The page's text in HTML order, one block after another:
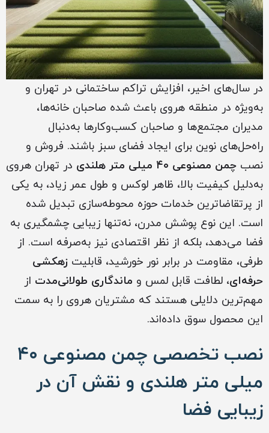
در سال‌های اخیر، افزایش تراکم ساختمانی در تهران و
به‌ویژه در منطقه هروی باعث شده صاحبان خانه‌ها،
مدیران مجتمع‌ها و صاحبان کسب‌وکارها به‌دنبال
راه‌حل‌های نوین برای ایجاد فضای سبز باشند. فروش و
نصب چمن مصنوعی ۴۰ میلی متر هلندی
در تهران هروی
به‌دلیل کیفیت بالا، ظاهر لوکس و طول عمر زیاد، به یکی
از پرتقاضاترین خدمات حوزه محوطه‌سازی تبدیل شده
است. این نوع پوشش مدرن، نه‌تنها زیبایی چشمگیری به
فضا می‌دهد، بلکه از نظر اقتصادی نیز به‌صرفه است. از
طرفی، مقاومت در برابر نور خورشید، قابلیت زهکشی
حرفه‌ای، لطافت قابل لمس و ماندگاری طولانی‌مدت از
مهم‌ترین دلایلی هستند که مشتریان هروی را به سمت
این محصول سوق داده‌اند.
نصب تخصصی چمن مصنوعی ۴۰
میلی متر هلندی و نقش آن در
زیبایی فضا